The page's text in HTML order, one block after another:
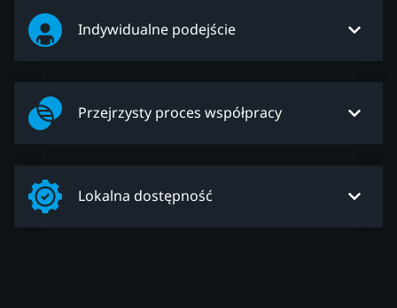
Indywidualne podejście
Przejrzysty proces współpracy
Lokalna dostępność